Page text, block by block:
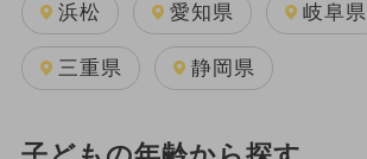
浜松 愛知県 岐阜県
三重県 静岡県